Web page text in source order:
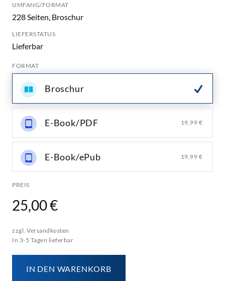
UMFANG/FORMAT
228 Seiten, Broschur
LIEFERSTATUS
Lieferbar
FORMAT
Broschur
E-Book/PDF 19,99 €
E-Book/ePub 19,99 €
PREIS
25,00 €
zzgl. Versandkosten
In 3-5 Tagen lieferbar
IN DEN WARENKORB